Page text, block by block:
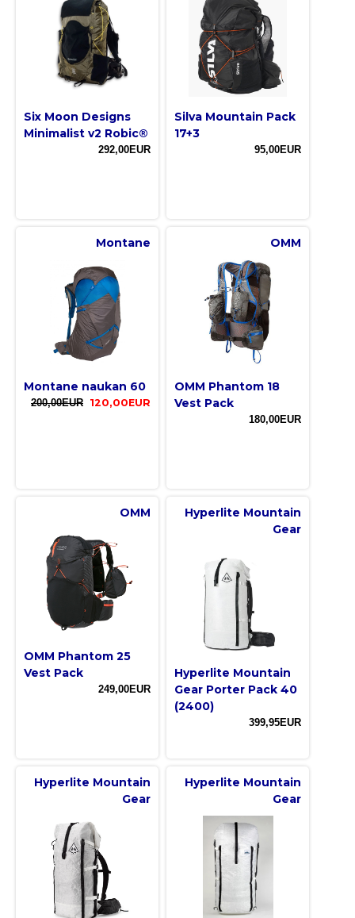
Six Moon Designs
Minimalist v2 Robic®
292,00EUR
Silva Mountain Pack
17+3
95,00EUR
Montane
Montane naukan 60
200,00EUR 120,00EUR
OMM
OMM Phantom 18
Vest Pack
180,00EUR
OMM
OMM Phantom 25
Vest Pack
249,00EUR
Hyperlite Mountain
Gear
Hyperlite Mountain
Gear Porter Pack 40
(2400)
399,95EUR
Hyperlite Mountain
Gear
Hyperlite Mountain
Gear